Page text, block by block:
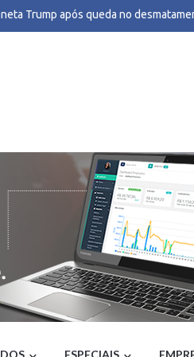
Trump após queda no
no TSE candidatura de Lula à
bomba deixa 2,3 mil desalojados e 45
Sakamoto: Vice de Flávio votou pelo
UOL Notícias
de Luiz Fux, Roberto Cidade
- Portal do Holanda
Rio diminui nível de alerta
onda de calor e baixa umidade: BH
de 2026 é a primeira do século sem
fosse ele, uma tragédia podia ter
EUA aprova indicação de Trump